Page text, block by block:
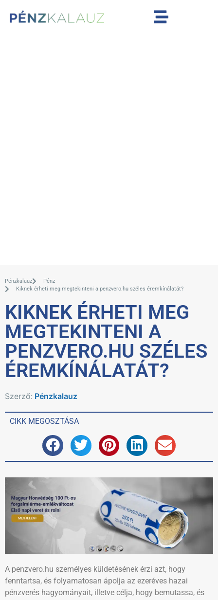
Pénzkalauz
Pénz
Kiknek érheti meg megtekinteni a penzvero.hu széles éremkínálatát?
KIKNEK ÉRHETI MEG
MEGTEKINTENI A
PENZVERO.HU SZÉLES
ÉREMKÍNÁLATÁT?
Szerző: Pénzkalauz
CIKK MEGOSZTÁSA
A penzvero.hu személyes küldetésének érzi azt, hogy
fenntartsa, és folyamatosan ápolja az ezeréves hazai
pénzverés hagyományait, illetve célja, hogy bemutassa, és